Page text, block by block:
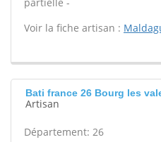
Voir la fiche artisan :
Bati france 26 Bourg les
Artisan
Département: 26